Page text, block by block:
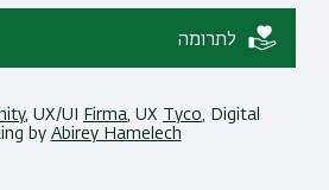
לתרומה
, UX/UI Firma , UX Tyco , Digital
by Abirey Hamelech